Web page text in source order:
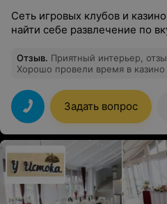
Сеть игровых клубов и
найти себе развлечение по
Отзыв. Приятный интерьер,
Хорошо провели время в
Задать вопрос